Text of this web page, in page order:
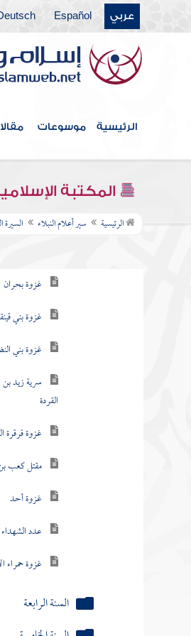
عربي Español
الرئيسية موسوعات
المكتبة
الرئيسية سير أعلام النبلاء السيرة
أمر الهجرة والعهد المدني
ذكر أول من هاجر
السنة الأولى من
سنة ثلاث
غزوة ذي أمر
غزوة بني قينقاع
غزوة بني
سرية زيد بن
القردة
مقتل كعب
غزوة أحد
عدد الشهداء
غزوة حمراء
السنة الخامسة